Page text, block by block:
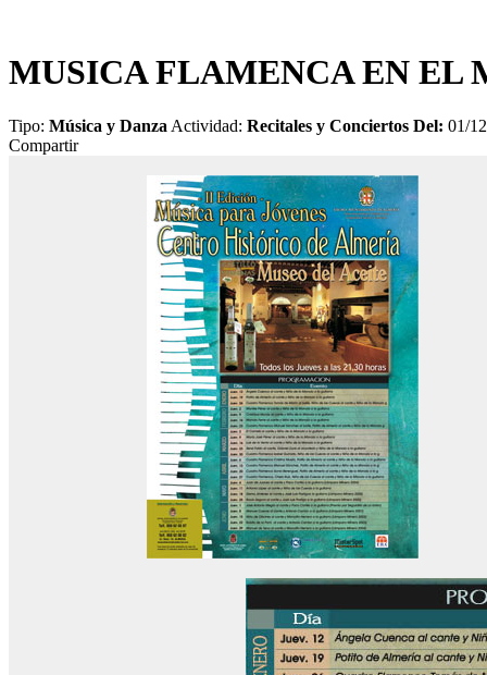
MUSICA FLAMENCA EN EL
Tipo: Música y Danza Actividad: Recitales y Conciertos Del: 01/
Compartir